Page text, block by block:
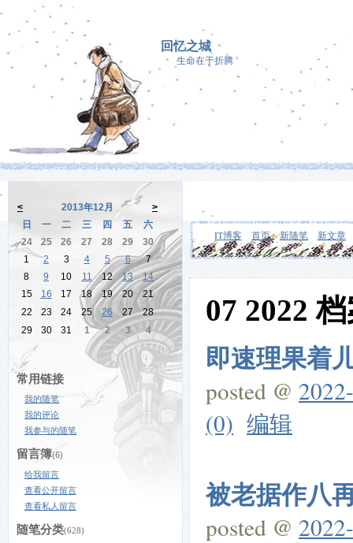
回忆之城
生命在于折腾
IT博客 首页 新随笔 新文章
< 2013年12月
>
日
一 二 三 四 五
六
24
25 26 27 28 29
30
1
2 3 4 5 6
7
8
9 10 11 12 13
14
15
16 17 18 19 20
21
22
23 24 25 26 27
28
29
30 31 1 2 3 4
常用链接
我的随笔
我的评论
我参与的随笔
留言簿(6)
给我留言
查看公开留言
查看私人留言
随笔分类(628)
07 2022
即速理果着
posted @
(0) 编辑
被老据作八
posted @